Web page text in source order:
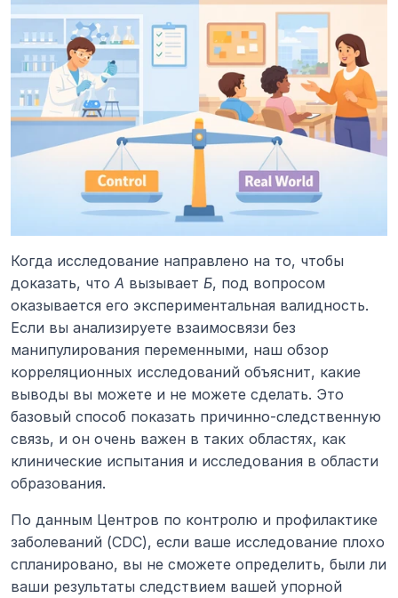
Когда исследование направлено на то, чтобы
доказать, что А вызывает Б, под вопросом
оказывается его экспериментальная валидность.
Если вы анализируете взаимосвязи без
манипулирования переменными, наш обзор
корреляционных исследований объяснит, какие
выводы вы можете и не можете сделать. Это
базовый способ показать причинно-следственную
связь, и он очень важен в таких областях, как
клинические испытания и исследования в области
образования.
По данным Центров по контролю и профилактике
заболеваний (CDC), если ваше исследование плохо
спланировано, вы не сможете определить, были ли
ваши результаты следствием вашей упорной